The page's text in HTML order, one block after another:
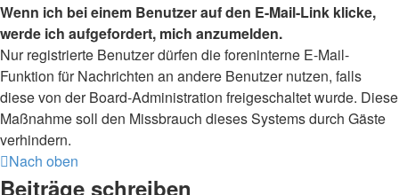
Wenn ich bei einem Benutzer auf den E-Mail-Link klicke,
werde ich aufgefordert, mich anzumelden.
Nur registrierte Benutzer dürfen die foreninterne E-Mail-
Funktion für Nachrichten an andere Benutzer nutzen, falls
diese von der Board-Administration freigeschaltet wurde. Diese
Maßnahme soll den Missbrauch dieses Systems durch Gäste
verhindern.
Nach oben
Beiträge schreiben